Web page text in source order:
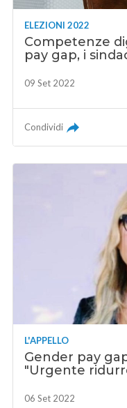
ELEZIONI 2022
Competenze
pay gap, i
09 Set 2022
Condividi
L'APPELLO
Gender pay
"Urgente
06 Set 2022